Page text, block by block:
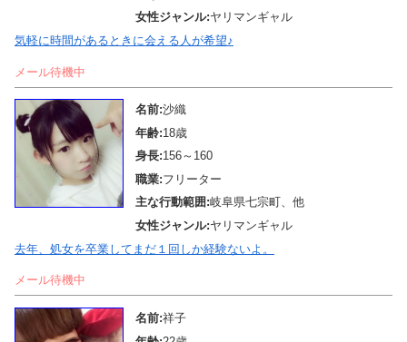
女性ジャンル:ヤリマンギャル
気軽に時間があるときに会える人が希望♪
メール待機中
名前:沙織
年齢:18歳
身長:156～160
職業:フリーター
主な行動範囲:岐阜県七宗町、他
女性ジャンル:ヤリマンギャル
去年、処女を卒業してまだ１回しか経験ないよ。
メール待機中
名前:祥子